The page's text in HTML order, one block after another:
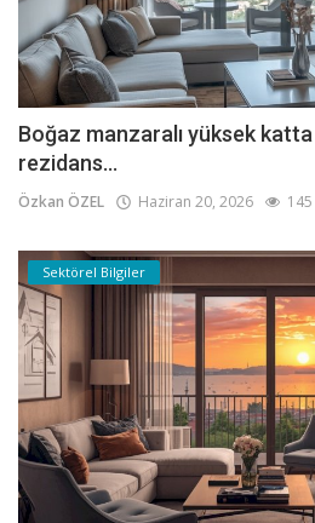
Boğaz manzaralı yüksek katta
rezidans...
Özkan ÖZEL Haziran 20, 2026 145
Sektörel Bilgiler